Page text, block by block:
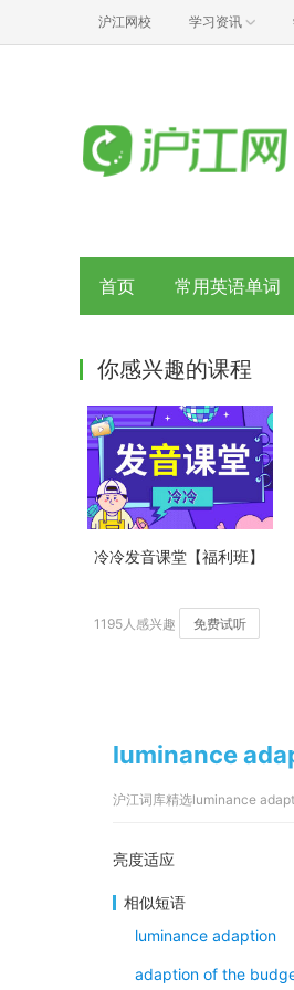
沪江网校 学习资讯
首页 常用英语单词
你感兴趣的课程
冷冷发音课堂【福利班】
1195人感兴趣 免费试听
luminance
沪江词库精选luminance
亮度适应
相似短语
luminance adaption
adaption of the